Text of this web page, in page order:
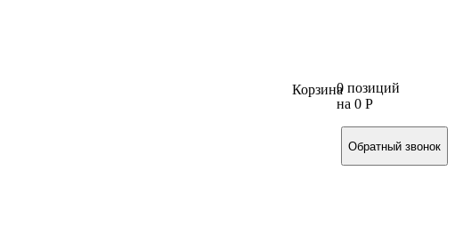
Корзина0 позиций
на 0 Р
Обратный звонок